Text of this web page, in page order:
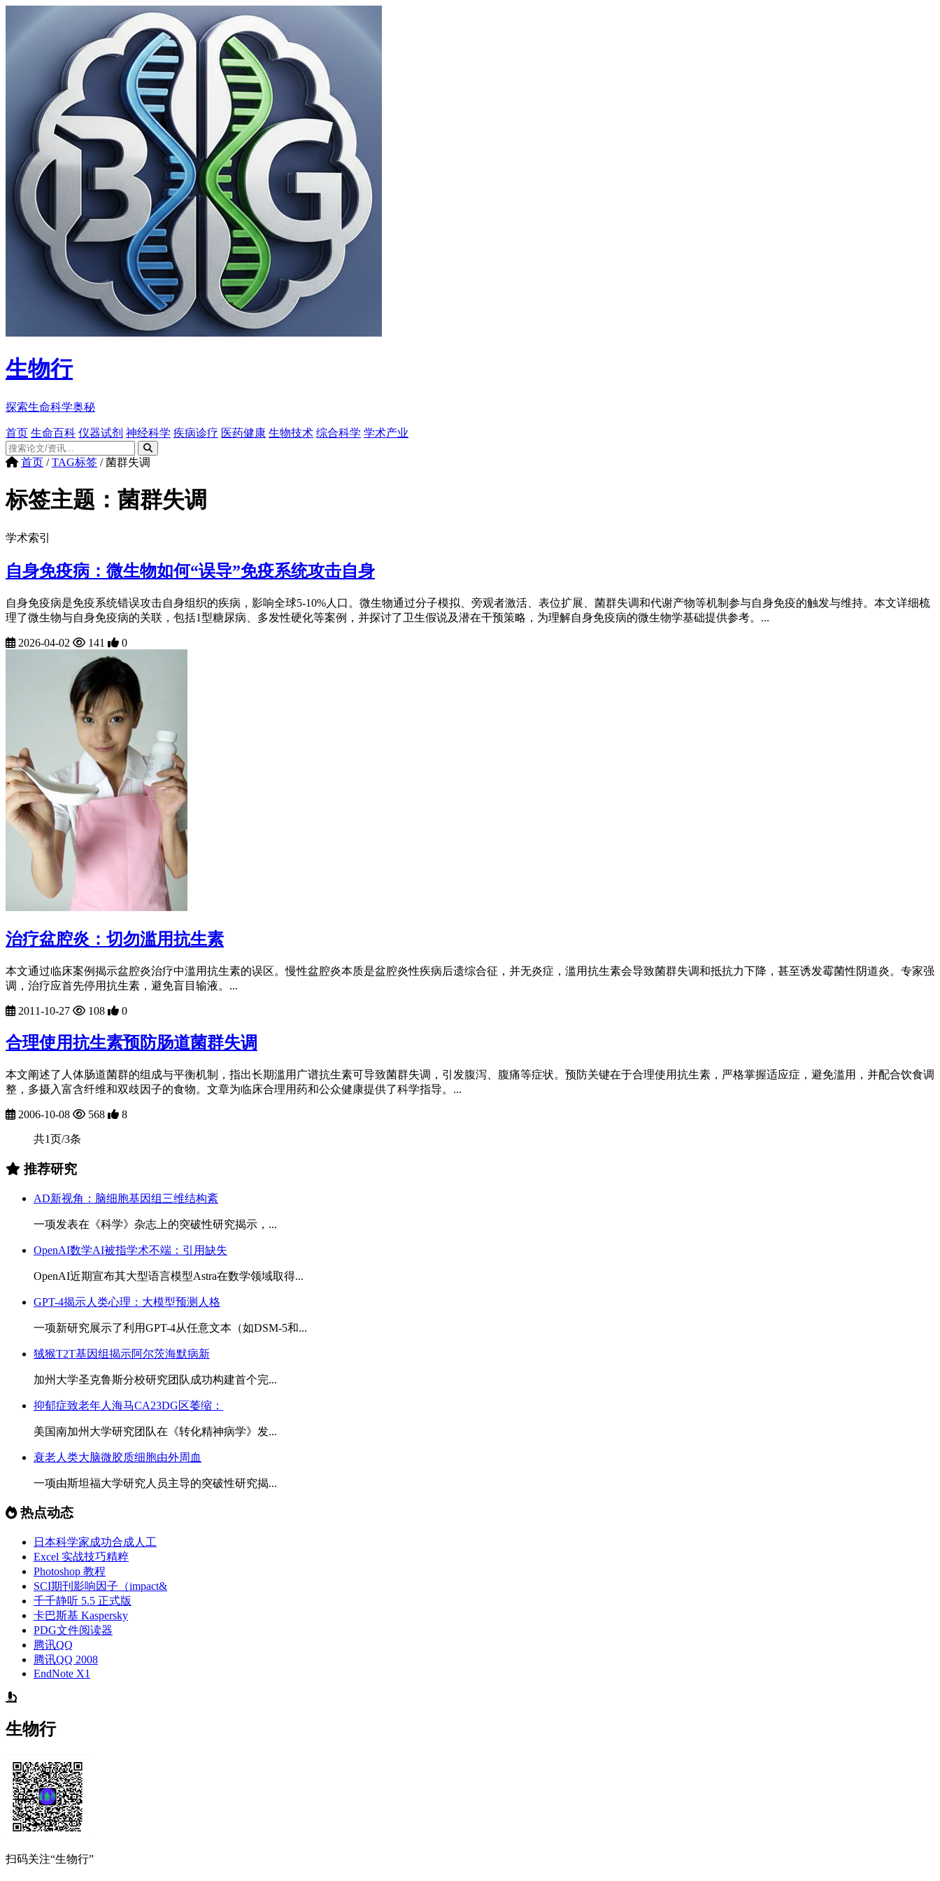
生物行
探索生命科学奥秘
首页 生命百科 仪器试剂 神经科学 疾病诊疗 医药健康 生物技术 综合科学 学术产业
首页 / TAG标签 / 菌群失调
标签主题： 菌群失调
学术索引
自身免疫病：微生物如何“误导”免疫系统攻击自身
自身免疫病是免疫系统错误攻击自身组织的疾病，影响全球5-10%人口。微生物通过分子模拟、旁观者激活、表位扩展、菌群失调和代谢产物等机制参与自身免疫的触发与维持。本文详细梳
理了微生物与自身免疫病的关联，包括1型糖尿病、多发性硬化等案例，并探讨了卫生假说及潜在干预策略，为理解自身免疫病的微生物学基础提供参考。...
2026-04-02 141 0
治疗盆腔炎：切勿滥用抗生素
本文通过临床案例揭示盆腔炎治疗中滥用抗生素的误区。慢性盆腔炎本质是盆腔炎性疾病后遗综合征，并无炎症，滥用抗生素会导致菌群失调和抵抗力下降，甚至诱发霉菌性阴道炎。专家强
调，治疗应首先停用抗生素，避免盲目输液。...
2011-10-27 108 0
合理使用抗生素预防肠道菌群失调
本文阐述了人体肠道菌群的组成与平衡机制，指出长期滥用广谱抗生素可导致菌群失调，引发腹泻、腹痛等症状。预防关键在于合理使用抗生素，严格掌握适应症，避免滥用，并配合饮食调
整，多摄入富含纤维和双歧因子的食物。文章为临床合理用药和公众健康提供了科学指导。...
2006-10-08 568 8
共1页/3条
推荐研究
AD新视角：脑细胞基因组三维结构紊
一项发表在《科学》杂志上的突破性研究揭示，...
OpenAI数学AI被指学术不端：引用缺失
OpenAI近期宣布其大型语言模型Astra在数学领域取得...
GPT-4揭示人类心理：大模型预测人格
一项新研究展示了利用GPT-4从任意文本（如DSM-5和...
狨猴T2T基因组揭示阿尔茨海默病新
加州大学圣克鲁斯分校研究团队成功构建首个完...
抑郁症致老年人海马CA23DG区萎缩：
美国南加州大学研究团队在《转化精神病学》发...
衰老人类大脑微胶质细胞由外周血
一项由斯坦福大学研究人员主导的突破性研究揭...
热点动态
日本科学家成功合成人工
Excel 实战技巧精粹
Photoshop 教程
SCI期刊影响因子（impact&
千千静听 5.5 正式版
卡巴斯基 Kaspersky
PDG文件阅读器
腾讯QQ
腾讯QQ 2008
EndNote X1
生物行
扫码关注“生物行”